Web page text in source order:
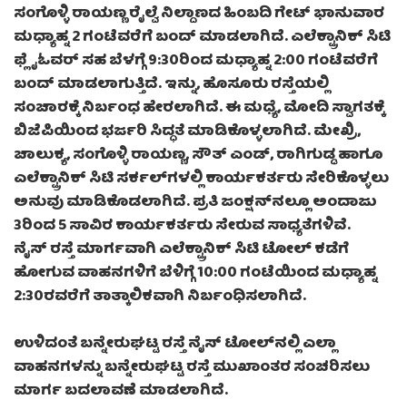
ಸಂಗೊಳ್ಳಿ ರಾಯಣ್ಣ ರೈಲ್ವೆ ನಿಲ್ದಾಣದ ಹಿಂಬದಿ ಗೇಟ್ ಭಾನುವಾರ
ಮಧ್ಯಾಹ್ನ 2 ಗಂಟೆವರೆಗೆ ಬಂದ್ ಮಾಡಲಾಗಿದೆ. ಎಲೆಕ್ಟ್ರಾನಿಕ್ ಸಿಟಿ
ಫ್ಲೈಓವರ್ ಸಹ ಬೆಳಗ್ಗೆ 9:30ರಿಂದ ಮಧ್ಯಾಹ್ನ 2:00 ಗಂಟೆವರೆಗೆ
ಬಂದ್ ಮಾಡಲಾಗುತ್ತಿದೆ. ಇನ್ನು, ಹೊಸೂರು ರಸ್ತೆಯಲ್ಲಿ
ಸಂಚಾರಕ್ಕೆ ನಿರ್ಬಂಧ ಹೇರಲಾಗಿದೆ. ಈ ಮಧ್ಯೆ, ಮೋದಿ ಸ್ವಾಗತಕ್ಕೆ
ಬಿಜೆಪಿಯಿಂದ ಭರ್ಜರಿ ಸಿದ್ಧತೆ ಮಾಡಿಕೊಳ್ಳಲಾಗಿದೆ. ಮೇಖ್ರಿ,
ಚಾಲುಕ್ಯ, ಸಂಗೊಳ್ಳಿ ರಾಯಣ್ಣ, ಸೌತ್ ಎಂಡ್, ರಾಗಿಗುಡ್ಡ ಹಾಗೂ
ಎಲೆಕ್ಟ್ರಾನಿಕ್ ಸಿಟಿ ಸರ್ಕಲ್‍ಗಳಲ್ಲಿ ಕಾರ್ಯಕರ್ತರು ಸೇರಿಕೊಳ್ಳಲು
ಅನುವು ಮಾಡಿಕೊಡಲಾಗಿದೆ. ಪ್ರತಿ ಜಂಕ್ಷನ್‍ನಲ್ಲೂ ಅಂದಾಜು
3ರಿಂದ 5 ಸಾವಿರ ಕಾರ್ಯಕರ್ತರು ಸೇರುವ ಸಾಧ್ಯತೆಗಳಿವೆ.
ನೈಸ್ ರಸ್ತೆ ಮಾರ್ಗವಾಗಿ ಎಲೆಕ್ಟ್ರಾನಿಕ್ ಸಿಟಿ ಟೋಲ್ ಕಡೆಗೆ
ಹೋಗುವ ವಾಹನಗಳಿಗೆ ಬೆಳಿಗ್ಗೆ 10:00 ಗಂಟೆಯಿಂದ ಮಧ್ಯಾಹ್ನ
2:30ರವರೆಗೆ ತಾತ್ಕಾಲಿಕವಾಗಿ ನಿರ್ಬಂಧಿಸಲಾಗಿದೆ.
ಉಳಿದಂತೆ ಬನ್ನೇರುಘಟ್ಟ ರಸ್ತೆ ನೈಸ್ ಟೋಲ್‌ನಲ್ಲಿ ಎಲ್ಲಾ
ವಾಹನಗಳನ್ನು ಬನ್ನೇರುಘಟ್ಟ ರಸ್ತೆ ಮುಖಾಂತರ ಸಂಚರಿಸಲು
ಮಾರ್ಗ ಬದಲಾವಣೆ ಮಾಡಲಾಗಿದೆ.